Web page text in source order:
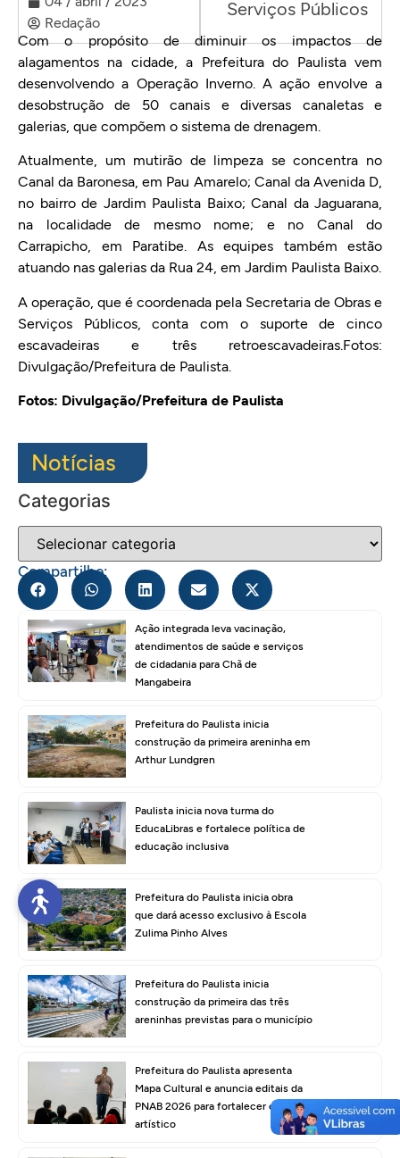
Redação
Serviços Públicos
Com o propósito de diminuir os impactos de
alagamentos na cidade, a Prefeitura do Paulista vem
desenvolvendo a Operação Inverno. A ação envolve a
desobstrução de 50 canais e diversas canaletas e
galerias, que compõem o sistema de drenagem.
Atualmente, um mutirão de limpeza se concentra no
Canal da Baronesa, em Pau Amarelo; Canal da Avenida D,
no bairro de Jardim Paulista Baixo; Canal da Jaguarana,
na localidade de mesmo nome; e no Canal do
Carrapicho, em Paratibe. As equipes também estão
atuando nas galerias da Rua 24, em Jardim Paulista Baixo.
A operação, que é coordenada pela Secretaria de Obras e
Serviços Públicos, conta com o suporte de cinco
escavadeiras e três retroescavadeiras.Fotos:
Divulgação/Prefeitura de Paulista.
Fotos: Divulgação/Prefeitura de Paulista
Notícias
Categorias
Compartilhe:
Ação integrada leva vacinação,
atendimentos de saúde e serviços
de cidadania para Chã de
Mangabeira
Prefeitura do Paulista inicia
construção da primeira areninha em
Arthur Lundgren
Paulista inicia nova turma do
EducaLibras e fortalece política de
educação inclusiva
Prefeitura do Paulista inicia obra
que dará acesso exclusivo à Escola
Zulima Pinho Alves
Prefeitura do Paulista inicia
construção da primeira das três
areninhas previstas para o município
Prefeitura do Paulista apresenta
Mapa Cultural e anuncia editais da
PNAB 2026 para fortalecer o setor
artístico